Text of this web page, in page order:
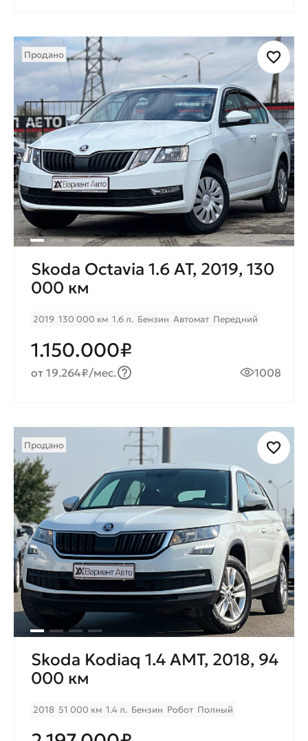
Продано
Skoda Octavia 1.6 AT, 2019, 130
000 км
2019 130 000 км 1.6 л. Бензин Автомат Передний
1.150.000₽
от 19.264₽/мес. 1008
Продано
Skoda Kodiaq 1.4 AMT, 2018, 94
000 км
2018 51 000 км 1.4 л. Бензин Робот Полный